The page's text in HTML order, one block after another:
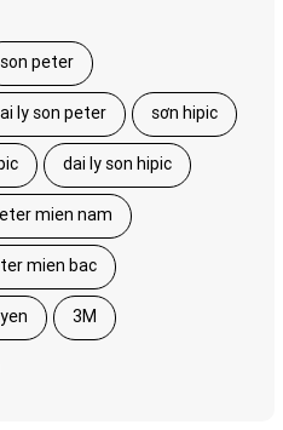
son peter
ly son peter sơn hipic
dai ly son hipic
mien nam
mien bac
3M